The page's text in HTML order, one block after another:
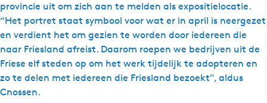
provincie uit om zich aan te melden als expositielocatie.
“Het portret staat symbool voor wat er in april is neergezet
en verdient het om gezien te worden door iedereen die
naar Friesland afreist. Daarom roepen we bedrijven uit de
Friese elf steden op om het werk tijdelijk te adopteren en
zo te delen met iedereen die Friesland bezoekt", aldus
Cnossen.